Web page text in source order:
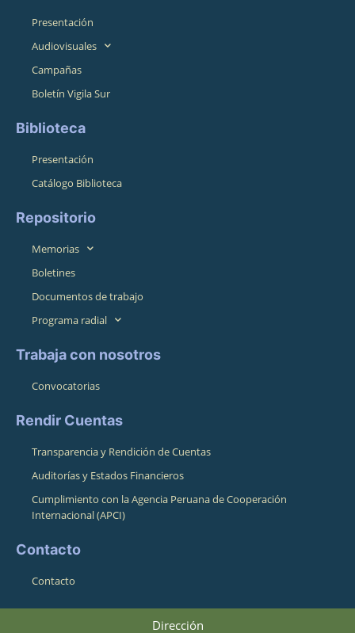
Presentación
Audiovisuales
Campañas
Boletín Vigila Sur
Biblioteca
Presentación
Catálogo Biblioteca
Repositorio
Memorias
Boletines
Documentos de trabajo
Programa radial
Trabaja con nosotros
Convocatorias
Rendir Cuentas
Transparencia y Rendición de Cuentas
Auditorías y Estados Financieros
Cumplimiento con la Agencia Peruana de Cooperación
Internacional (APCI)
Contacto
Contacto
Dirección